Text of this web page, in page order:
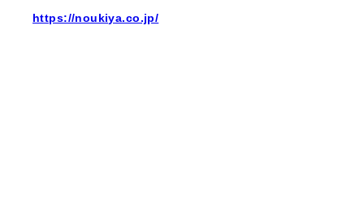
https://noukiya.co.jp/